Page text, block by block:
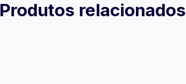
Produtos relacionados